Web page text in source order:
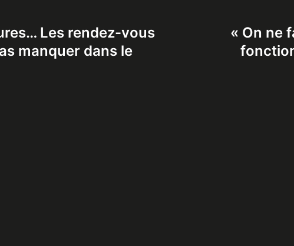
Les rendez-vous
manquer dans le
« On ne